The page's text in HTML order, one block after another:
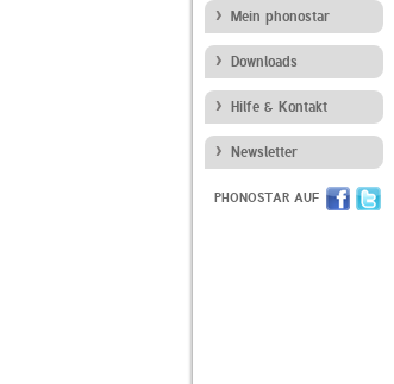
Mein phonostar
Downloads
Hilfe & Kontakt
Newsletter
PHONOSTAR AUF